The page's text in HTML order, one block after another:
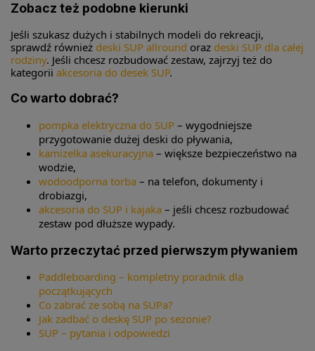
Zobacz też podobne kierunki
Jeśli szukasz dużych i stabilnych modeli do rekreacji,
sprawdź również deski SUP allround oraz deski SUP dla całej
rodziny. Jeśli chcesz rozbudować zestaw, zajrzyj też do
kategorii akcesoria do desek SUP.
Co warto dobrać?
pompka elektryczna do SUP – wygodniejsze
przygotowanie dużej deski do pływania,
kamizelka asekuracyjna – większe bezpieczeństwo na
wodzie,
wodoodporna torba – na telefon, dokumenty i
drobiazgi,
akcesoria do SUP i kajaka – jeśli chcesz rozbudować
zestaw pod dłuższe wypady.
Warto przeczytać przed pierwszym pływaniem
Paddleboarding – kompletny poradnik dla
początkujących
Co zabrać ze sobą na SUPa?
Jak zadbać o deskę SUP po sezonie?
SUP – pytania i odpowiedzi